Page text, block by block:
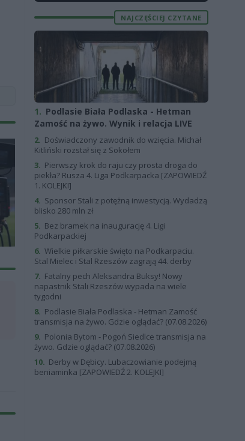
NAJCZĘŚCIEJ CZYTANE
1. Podlasie Biała Podlaska - Hetman
Zamość na żywo. Wynik i relacja LIVE
2. Doświadczony zawodnik do wzięcia. Michał
Kitliński rozstał się z Sokołem
3. Pierwszy krok do raju czy prosta droga do
piekła? Rusza 4. Liga Podkarpacka [ZAPOWIEDŹ
1. KOLEJKI]
4. Sponsor Stali z potężną inwestycją. Wydadzą
blisko 280 mln zł
5. Bez bramek na inaugurację 4. Ligi
Podkarpackiej
6. Wielkie piłkarskie święto na Podkarpaciu.
Stal Mielec i Stal Rzeszów zagrają 44. derby
7. Fatalny pech Aleksandra Buksy! Nowy
napastnik Stali Rzeszów wypada na wiele
tygodni
8. Podlasie Biała Podlaska - Hetman Zamość
transmisja na żywo. Gdzie oglądać? (07.08.2026)
9. Polonia Bytom - Pogoń Siedlce transmisja na
żywo. Gdzie oglądać? (07.08.2026)
10. Derby w Dębicy. Lubaczowianie podejmą
beniaminka [ZAPOWIEDŹ 2. KOLEJKI]